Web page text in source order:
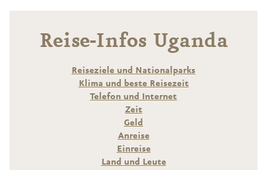
Reise-Infos Uganda
Reiseziele und Nationalparks
Klima und beste Reisezeit
Telefon und Internet
Zeit
Geld
Anreise
Einreise
Land und Leute